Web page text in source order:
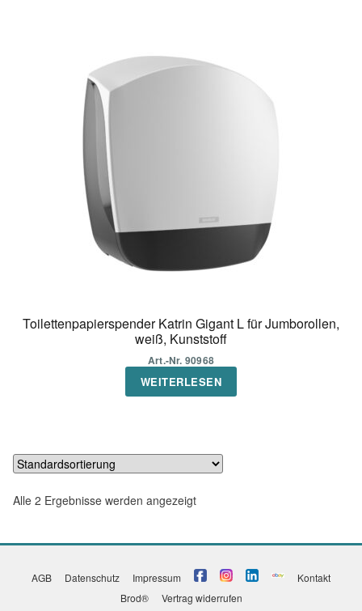
Toilettenpapierspender Katrin Gigant L für Jumborollen,
weiß, Kunststoff
Art.-Nr. 90968
WEITERLESEN
Alle 2 Ergebnisse werden angezeigt
AGB Datenschutz Impressum
Kontakt
Brod®
Vertrag widerrufen